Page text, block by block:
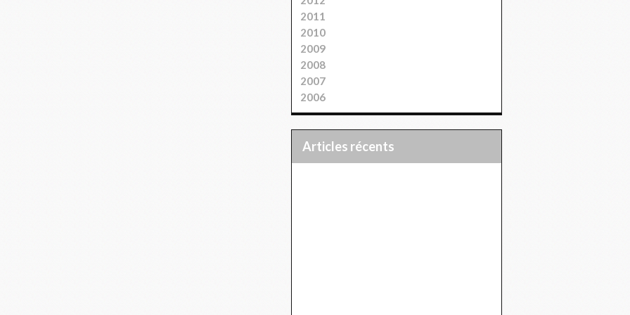
2011
2010
2009
2008
2007
2006
articles récents